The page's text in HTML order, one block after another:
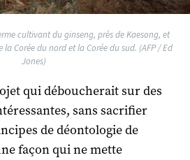
cultivant du ginseng, près de Kaesong, et
Corée du nord et la Corée du sud. (AFP / Ed
Jones)
qui déboucherait sur des
sans sacrifier
de déontologie de
façon qui ne mette